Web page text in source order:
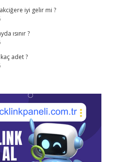
iyi gelir mi ?
ısınır ?
adet ?